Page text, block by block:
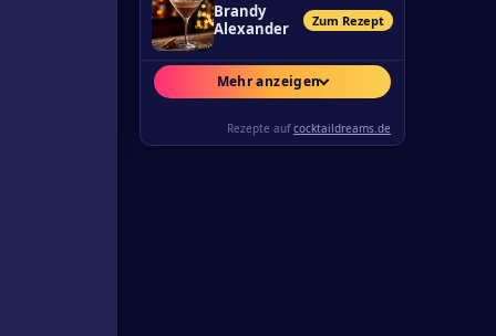
Brandy
Alexander
Zum Rezept
Mehr anzeigen
Rezepte aufcocktaildreams.de